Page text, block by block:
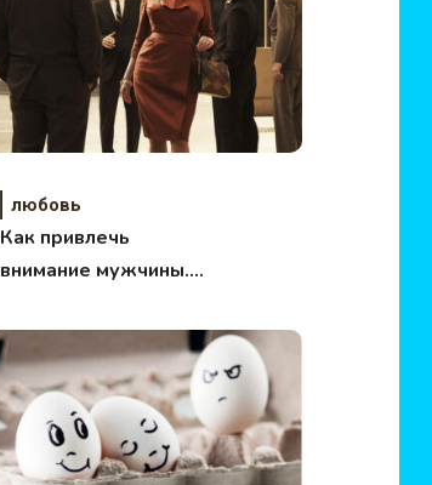
любовь
Как привлечь
внимание мужчины.